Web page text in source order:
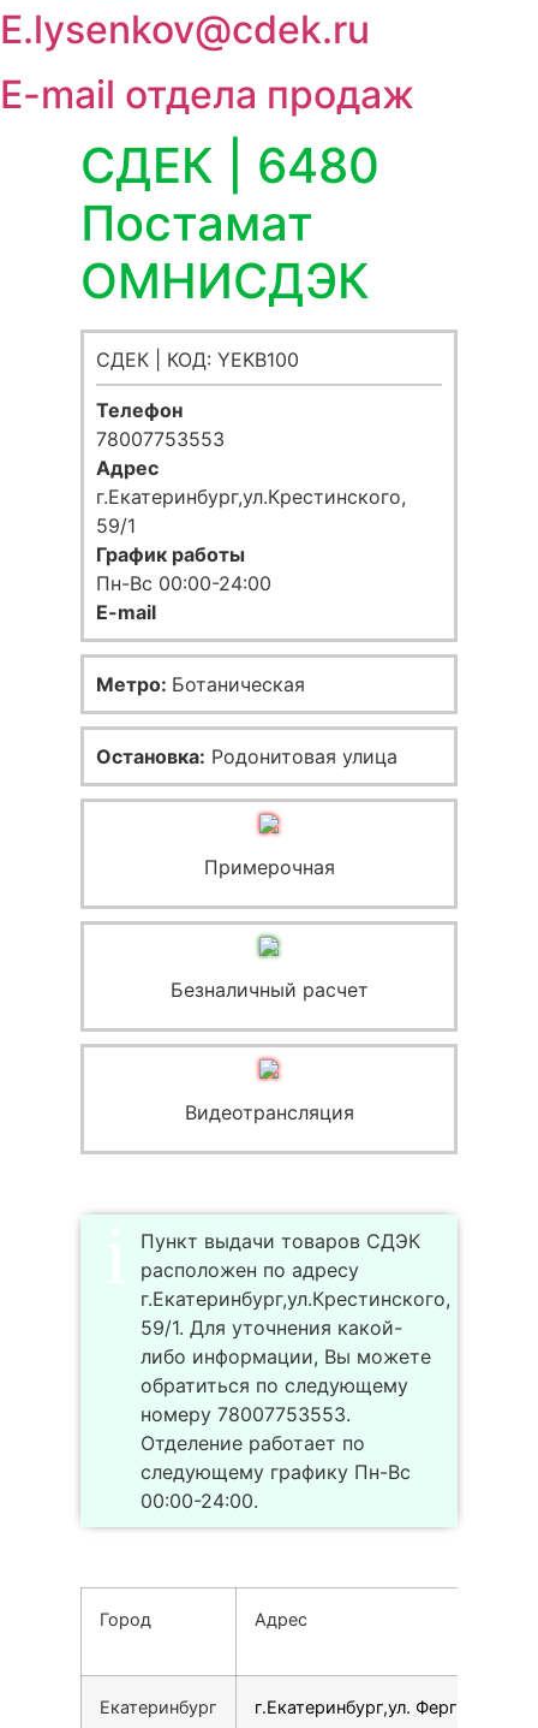
E.lysenkov@cdek.ru
E-mail отдела продаж
СДЕК | 6480
Постамат
ОМНИСДЭК
СДЕК | КОД: YEKB100
Телефон
78007753553
Адрес
г.Екатеринбург,ул.Крестинского,
59/1
График работы
Пн-Вс 00:00-24:00
E-mail
Метро: Ботаническая
Остановка: Родонитовая улица
Примерочная
Безналичный расчет
Видеотрансляция
Пункт выдачи товаров СДЭК
расположен по адресу
г.Екатеринбург,ул.Крестинского,
59/1. Для уточнения какой-
либо информации, Вы можете
обратиться по следующему
номеру 78007753553.
Отделение работает по
следующему графику Пн-Вс
00:00-24:00.
Город Адрес
Екатеринбург г.Екатеринбург,ул. Ферганская, 1